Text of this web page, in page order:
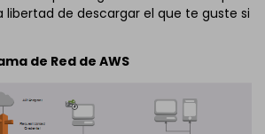
de descargar el que te guste si
de Red de AWS